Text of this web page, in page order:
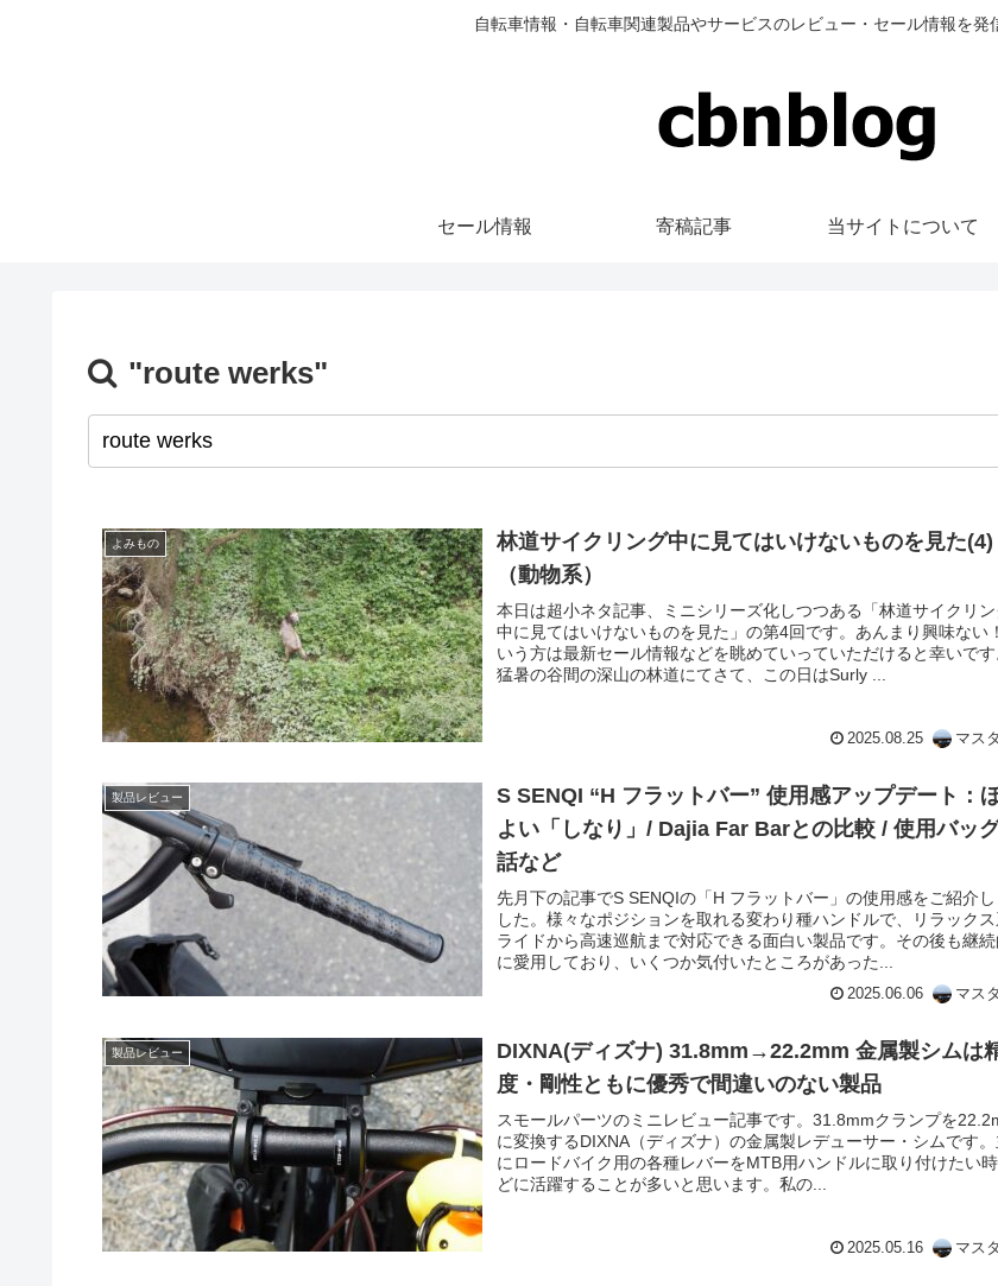
自転車情報・自転車関連製品やサービスのレビュー・セール情報を発
セール情報 寄稿記事 当サイトについて
"route werks"
よみもの
林道サイクリング中に見てはいけないものを見た(4)
（動物系）
本日は超小ネタ記事、ミニシリーズ化しつつある「林道サイクリ
中に見てはいけないものを見た」の第4回です。あんまり興味ない
いう方は最新セール情報などを眺めていっていただけると幸いです
猛暑の谷間の深山の林道にてさて、この日はSurly ...
2025.08.25 マス
製品レビュー
S SENQI “H フラットバー” 使用感アップデート：
よい「しなり」/ Dajia Far Barとの比較 / 使用バッ
話など
先月下の記事でS SENQIの「H フラットバー」の使用感をご紹介し
した。様々なポジションを取れる変わり種ハンドルで、リラックス
ライドから高速巡航まで対応できる面白い製品です。その後も継続
に愛用しており、いくつか気付いたところがあった...
2025.06.06 マス
製品レビュー
DIXNA(ディズナ) 31.8mm→22.2mm 金属製シムは
度・剛性ともに優秀で間違いのない製品
スモールパーツのミニレビュー記事です。31.8mmクランプを
に変換するDIXNA（ディズナ）の金属製レデューサー・シムです。
にロードバイク用の各種レバーをMTB用ハンドルに取り付けたい
どに活躍することが多いと思います。私の...
2025.05.16 マス